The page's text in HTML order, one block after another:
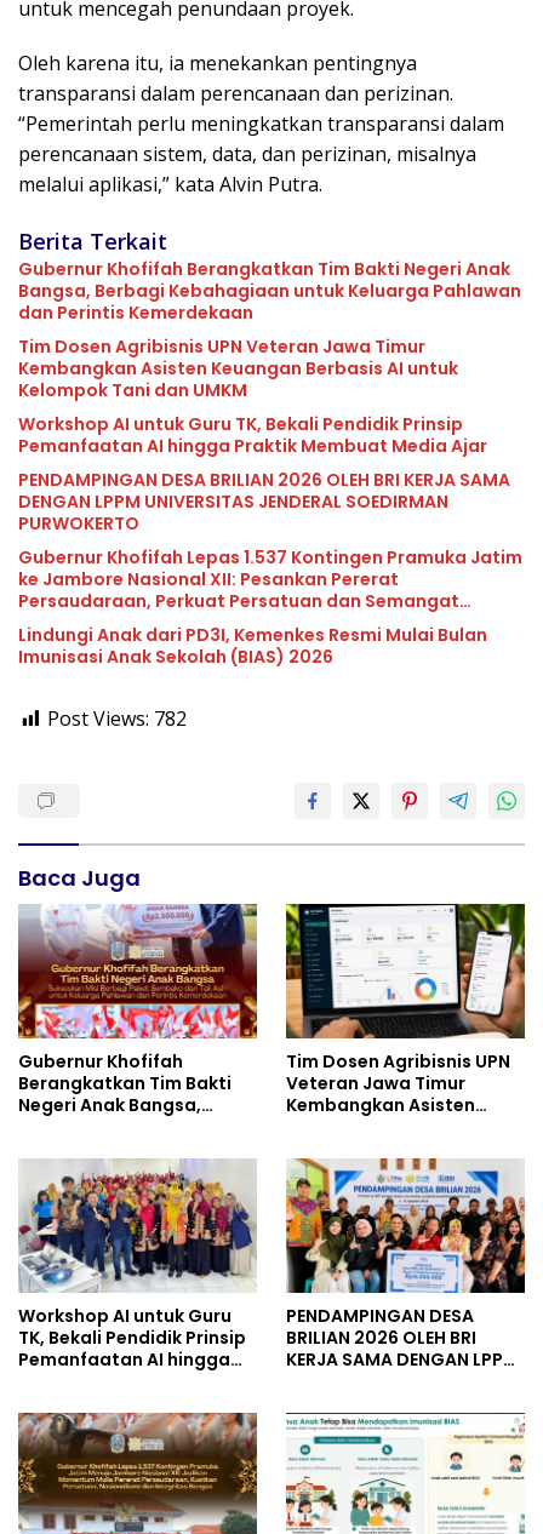
untuk mencegah penundaan proyek.
Oleh karena itu, ia menekankan pentingnya
transparansi dalam perencanaan dan perizinan.
“Pemerintah perlu meningkatkan transparansi dalam
perencanaan sistem, data, dan perizinan, misalnya
melalui aplikasi,” kata Alvin Putra.
Berita Terkait
Gubernur Khofifah Berangkatkan Tim Bakti Negeri Anak
Bangsa, Berbagi Kebahagiaan untuk Keluarga Pahlawan
dan Perintis Kemerdekaan
Tim Dosen Agribisnis UPN Veteran Jawa Timur
Kembangkan Asisten Keuangan Berbasis AI untuk
Kelompok Tani dan UMKM
Workshop AI untuk Guru TK, Bekali Pendidik Prinsip
Pemanfaatan AI hingga Praktik Membuat Media Ajar
PENDAMPINGAN DESA BRILIAN 2026 OLEH BRI KERJA SAMA
DENGAN LPPM UNIVERSITAS JENDERAL SOEDIRMAN
PURWOKERTO
Gubernur Khofifah Lepas 1.537 Kontingen Pramuka Jatim
ke Jambore Nasional XII: Pesankan Pererat
Persaudaraan, Perkuat Persatuan dan Semangat
Nasionalisme
Lindungi Anak dari PD3I, Kemenkes Resmi Mulai Bulan
Imunisasi Anak Sekolah (BIAS) 2026
Post Views: 782
Baca Juga
Gubernur Khofifah
Berangkatkan Tim Bakti
Negeri Anak Bangsa,
dan Perintis Kemerdekaan
Tim Dosen Agribisnis UPN
Veteran Jawa Timur
Kembangkan Asisten
UMKM
Workshop AI untuk Guru
TK, Bekali Pendidik Prinsip
Pemanfaatan AI hingga
PENDAMPINGAN DESA
BRILIAN 2026 OLEH BRI
KERJA SAMA DENGAN LPPM